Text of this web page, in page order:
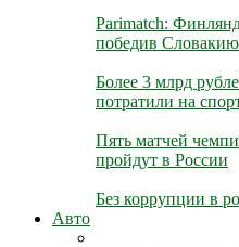
Parimatch:
победив Словакию
Более 3 млрд
потратили на
Пять матчей
пройдут в России
Без коррупции в
Авто